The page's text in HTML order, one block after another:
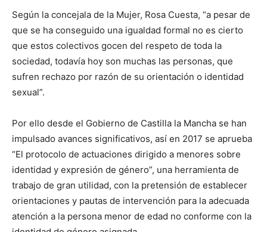
Según la concejala de la Mujer, Rosa Cuesta, “a pesar de
que se ha conseguido una igualdad formal no es cierto
que estos colectivos gocen del respeto de toda la
sociedad, todavía hoy son muchas las personas, que
sufren rechazo por razón de su orientación o identidad
sexual”.
Por ello desde el Gobierno de Castilla la Mancha se han
impulsado avances significativos, así en 2017 se aprueba
“El protocolo de actuaciones dirigido a menores sobre
identidad y expresión de género”, una herramienta de
trabajo de gran utilidad, con la pretensión de establecer
orientaciones y pautas de intervención para la adecuada
atención a la persona menor de edad no conforme con la